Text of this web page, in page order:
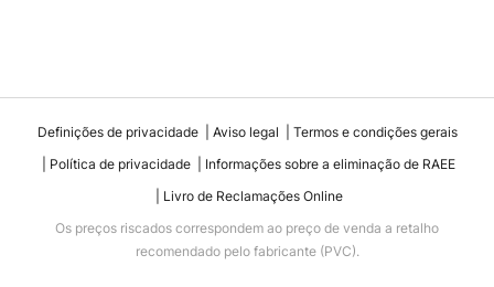
Definições de privacidade Aviso legal
Termos e condições gerais
Política de privacidade
Informações sobre a eliminação de RAEE
Livro de Reclamações Online
Os preços riscados correspondem ao preço de venda a retalho
recomendado pelo fabricante (PVC).